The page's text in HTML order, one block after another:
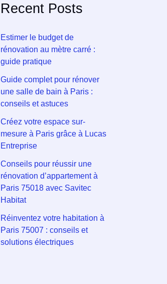
Recent Posts
Estimer le budget de
rénovation au mètre carré :
guide pratique
Guide complet pour rénover
une salle de bain à Paris :
conseils et astuces
Créez votre espace sur-
mesure à Paris grâce à Lucas
Entreprise
Conseils pour réussir une
rénovation d’appartement à
Paris 75018 avec Savitec
Habitat
Réinventez votre habitation à
Paris 75007 : conseils et
solutions électriques